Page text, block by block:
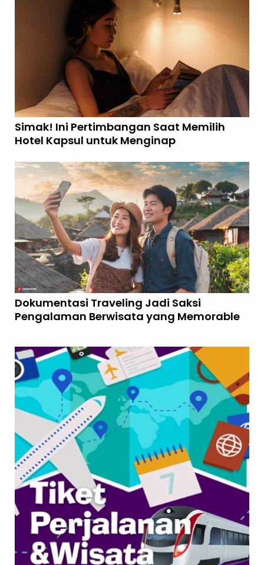
Simak! Ini Pertimbangan Saat Memilih
Hotel Kapsul untuk Menginap
Dokumentasi Traveling Jadi Saksi
Pengalaman Berwisata yang Memorable